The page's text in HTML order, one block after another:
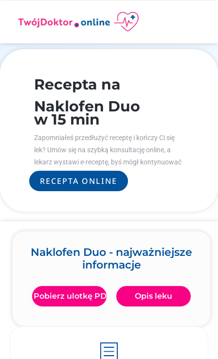
Recepta na
Naklofen Duo
w 15 min
Zapomniałeś przedłużyć receptę i kończy Ci się
lek? Umów się na szybką konsultację online, a
lekarz wystawi e-receptę, byś mógł kontynuować
leczenie.
RECEPTA ONLINE
Naklofen Duo - najważniejsze
informacje
Pobierz ulotkę PDF Opis leku